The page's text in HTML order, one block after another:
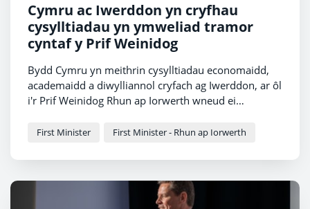
Cymru ac Iwerddon yn cryfhau
cysylltiadau yn ymweliad tramor
cyntaf y Prif Weinidog
Bydd Cymru yn meithrin cysylltiadau economaidd,
academaidd a diwylliannol cryfach ag Iwerddon, ar ôl
i'r Prif Weinidog Rhun ap Iorwerth wneud ei
First Minister First Minister - Rhun ap Iorwerth